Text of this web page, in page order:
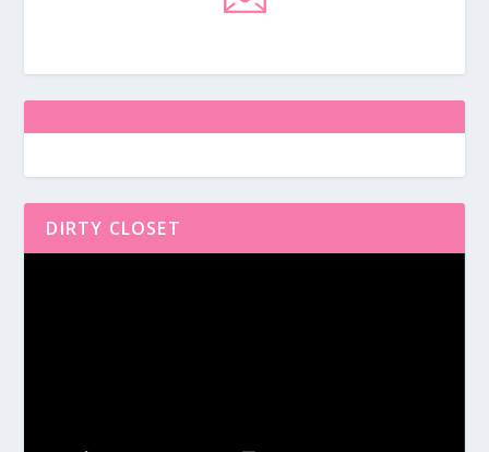
DIRTY CLOSET